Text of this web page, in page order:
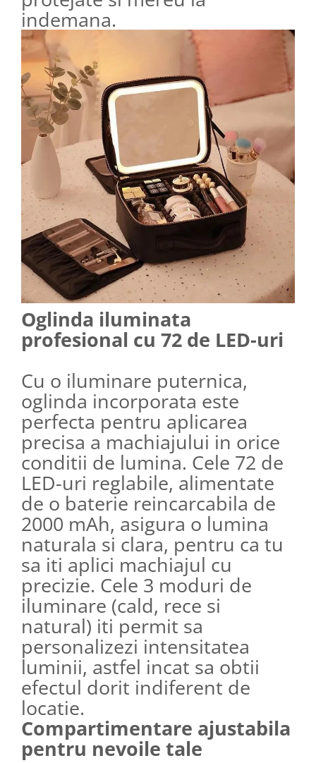
indemana.
Oglinda iluminata
profesional cu 72 de LED-uri
Cu o iluminare puternica,
oglinda incorporata este
perfecta pentru aplicarea
precisa a machiajului in orice
conditii de lumina. Cele 72 de
LED-uri reglabile, alimentate
de o baterie reincarcabila de
2000 mAh, asigura o lumina
naturala si clara, pentru ca tu
sa iti aplici machiajul cu
precizie. Cele 3 moduri de
iluminare (cald, rece si
natural) iti permit sa
personalizezi intensitatea
luminii, astfel incat sa obtii
efectul dorit indiferent de
locatie.
Compartimentare ajustabila
pentru nevoile tale